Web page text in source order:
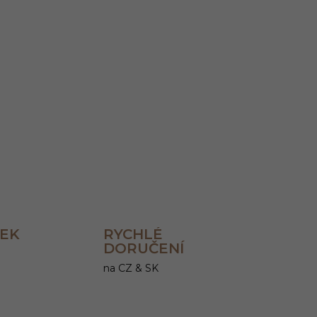
RYCHLÉ
DORUČENÍ
na CZ & SK